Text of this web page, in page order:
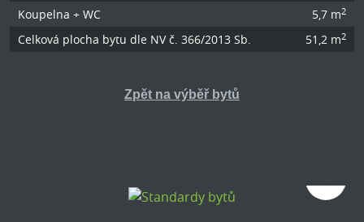
Koupelna + WC 5,7 m2
Celková plocha bytu dle NV č. 366/2013 Sb. 51,2 m2
Zpět na výběř bytů